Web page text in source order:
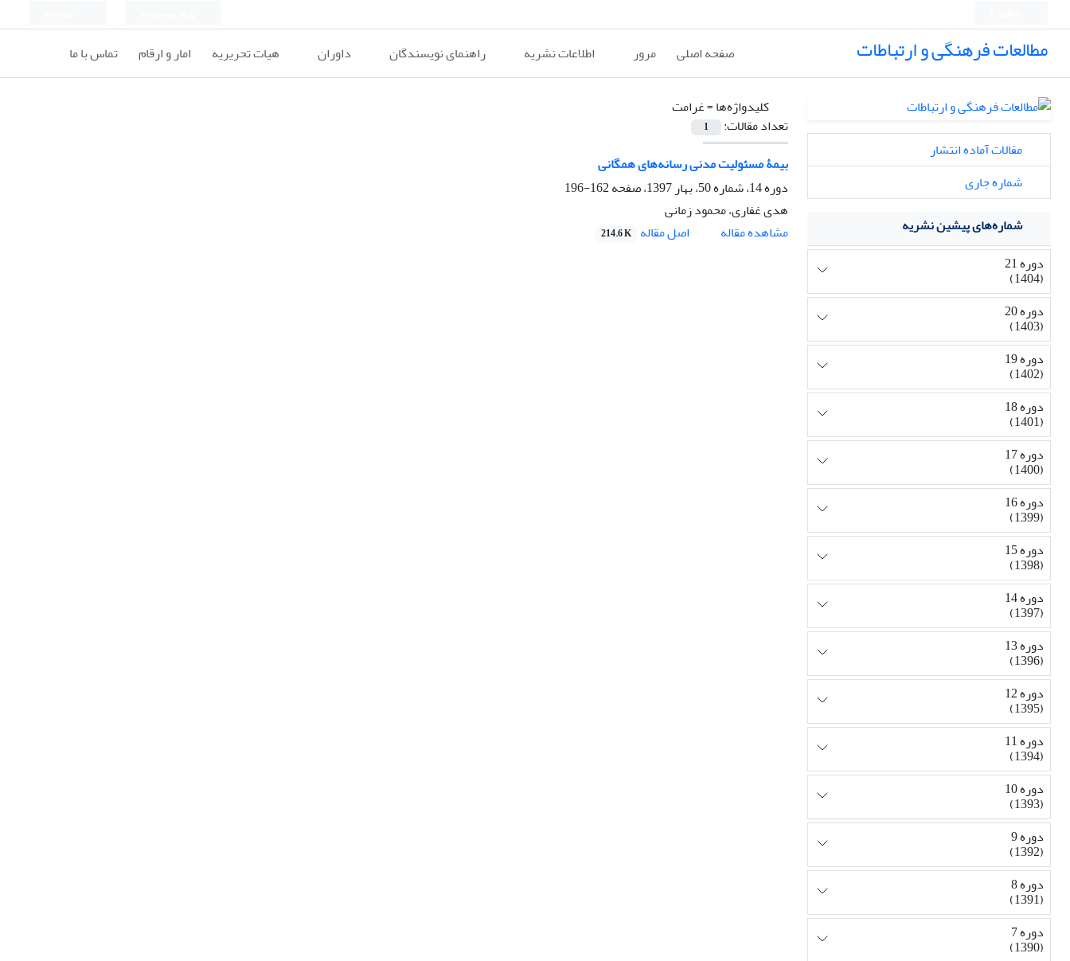
مطالعات فرهنگی و ارتباطات صفحه اصلی مرور اطلاعات نشریه راهنمای نویسندگان داوران هیات تحریریه امار و ارقام تماس با ما
کلیدواژه‌ها =غرامت
تعداد مقالات:
1
بیمۀ مسئولیت مدنی رسانه‌های همگانی
دوره 14، شماره 50، بهار 1397، صفحه
162-196
هدی غفاری، محمود زمانی
مشاهده مقاله
اصل مقاله 214.6 K
مقالات آماده انتشار
شماره جاری
شماره‌های پیشین نشریه
دوره 21
(1404)
دوره 20
(1403)
دوره 19
(1402)
دوره 18
(1401)
دوره 17
(1400)
دوره 16
(1399)
دوره 15
(1398)
دوره 14
(1397)
دوره 13
(1396)
دوره 12
(1395)
دوره 11
(1394)
دوره 10
(1393)
دوره 9
(1392)
دوره 8
(1391)
دوره 7
(1390)